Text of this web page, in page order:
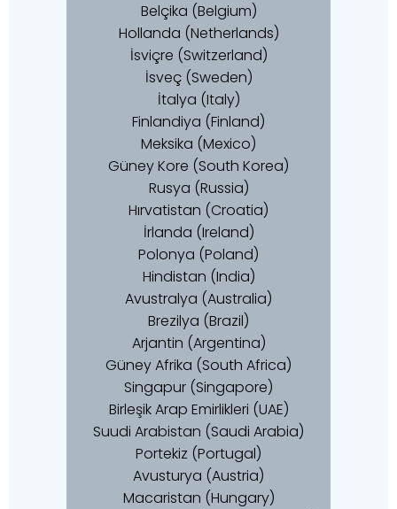
Belçika (Belgium)
Hollanda (Netherlands)
İsviçre (Switzerland)
İsveç (Sweden)
İtalya (Italy)
Finlandiya (Finland)
Meksika (Mexico)
Güney Kore (South Korea)
Rusya (Russia)
Hırvatistan (Croatia)
İrlanda (Ireland)
Polonya (Poland)
Hindistan (India)
Avustralya (Australia)
Brezilya (Brazil)
Arjantin (Argentina)
Güney Afrika (South Africa)
Singapur (Singapore)
Birleşik Arap Emirlikleri (UAE)
Suudi Arabistan (Saudi Arabia)
Portekiz (Portugal)
Avusturya (Austria)
Macaristan (Hungary)